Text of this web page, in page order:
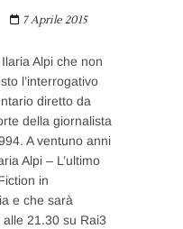
7 Aprile 2015
Alpi che non
l’interrogativo
diretto da
della giornalista
A ventuno anni
Alpi – L’ultimo
in
e che sarà
21.30 su Rai3